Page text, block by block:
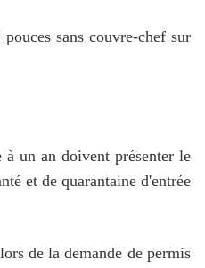
sans couvre-chef sur
un an doivent présenter le
et de quarantaine d'entrée
de la demande de permis